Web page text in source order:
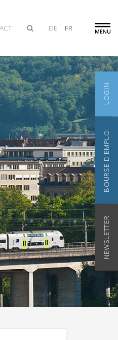
DE FR
LOGIN
BOURSE D'EMPLOI
NEWSLETTER